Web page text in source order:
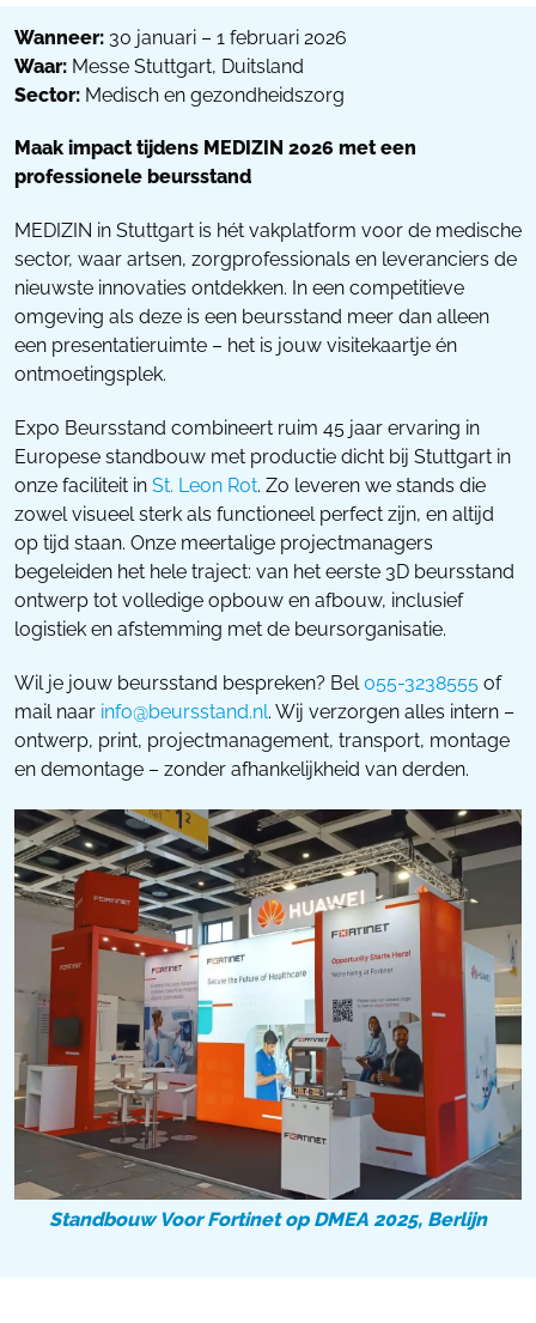
Wanneer: 30 januari – 1 februari 2026
Waar: Messe Stuttgart, Duitsland
Sector: Medisch en gezondheidszorg
Maak impact tijdens MEDIZIN 2026 met een
professionele beursstand
MEDIZIN in Stuttgart is hét vakplatform voor de medische
sector, waar artsen, zorgprofessionals en leveranciers de
nieuwste innovaties ontdekken. In een competitieve
omgeving als deze is een beursstand meer dan alleen
een presentatieruimte – het is jouw visitekaartje én
ontmoetingsplek.
Expo Beursstand combineert ruim 45 jaar ervaring in
Europese standbouw met productie dicht bij Stuttgart in
onze faciliteit in St. Leon Rot. Zo leveren we stands die
zowel visueel sterk als functioneel perfect zijn, en altijd
op tijd staan. Onze meertalige projectmanagers
begeleiden het hele traject: van het eerste 3D beursstand
ontwerp tot volledige opbouw en afbouw, inclusief
logistiek en afstemming met de beursorganisatie.
Wil je jouw beursstand bespreken? Bel 055-3238555 of
mail naar info@beursstand.nl. Wij verzorgen alles intern –
ontwerp, print, projectmanagement, transport, montage
en demontage – zonder afhankelijkheid van derden.
Standbouw Voor Fortinet op DMEA 2025, Berlijn